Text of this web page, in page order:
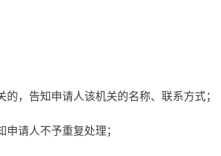
，告知申请人该机关的名称、联系方式；
请人不予重复处理；